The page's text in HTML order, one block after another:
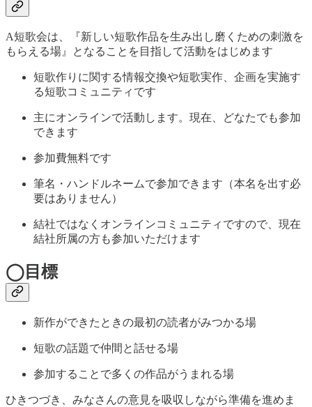
A短歌会は、『新しい短歌作品を生み出し磨くための刺激を
もらえる場』となることを目指して活動をはじめます
短歌作りに関する情報交換や短歌実作、企画を実施す
る短歌コミュニティです
主にオンラインで活動します。現在、どなたでも参加
できます
参加費無料です
筆名・ハンドルネームで参加できます（本名を出す必
要はありません）
結社ではなくオンラインコミュニティですので、現在
結社所属の方も参加いただけます
◯目標
新作ができたときの最初の読者がみつかる場
短歌の話題で仲間と話せる場
参加することで多くの作品がうまれる場
ひきつづき、みなさんの意見を吸収しながら準備を進めま